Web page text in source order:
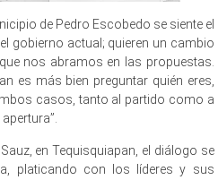
de Pedro Escobedo se siente el
gobierno actual; quieren un cambio
nos abramos en las propuestas.
es más bien preguntar quién eres,
casos, tanto al partido como a
en Tequisquiapan, el diálogo se
platicando con los líderes y sus